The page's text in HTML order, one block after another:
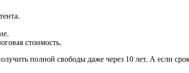
стоимость.
полной свободы даже через 10 лет. А если